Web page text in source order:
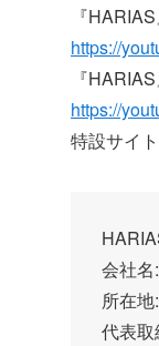
『
https://
『
https://
特設サイ
会社
所在
代表取